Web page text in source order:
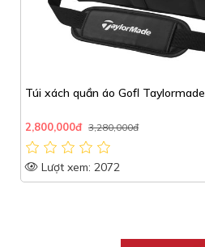
Túi xách quần áo Gofl Taylormade
2,800,000đ 3,280,000đ
Lượt xem: 2072